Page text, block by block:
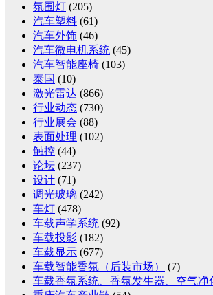
氛围灯 (205)
汽车塑料 (61)
汽车外饰 (46)
汽车微电机系统 (45)
汽车智能座椅 (103)
泰国 (10)
激光雷达 (866)
行业动态 (730)
行业展会 (88)
表面处理 (102)
触控 (44)
论坛 (237)
设计 (71)
调光玻璃 (242)
车灯 (478)
车载声学系统 (92)
车载投影 (182)
车载显示 (677)
车载智能香氛（后装市场）
(7)
车载香氛系统、香氛发生器、空气净